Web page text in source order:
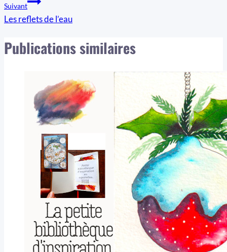
l’article
Suivant
Les reflets de l’eau
Publications similaires